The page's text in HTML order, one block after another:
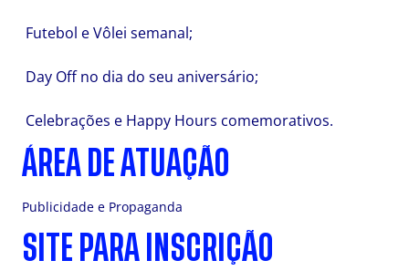
Futebol e Vôlei semanal;
Day Off no dia do seu aniversário;
Celebrações e Happy Hours comemorativos.
ÁREA DE ATUAÇÃO
Publicidade e Propaganda
SITE PARA INSCRIÇÃO